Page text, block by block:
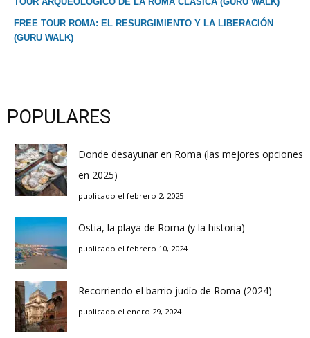
FREE TOUR ROMA: EL RESURGIMIENTO Y LA LIBERACIÓN
(GURU WALK)
POPULARES
Donde desayunar en Roma (las mejores opciones
en 2025)
publicado el febrero 2, 2025
Ostia, la playa de Roma (y la historia)
publicado el febrero 10, 2024
Recorriendo el barrio judío de Roma (2024)
publicado el enero 29, 2024